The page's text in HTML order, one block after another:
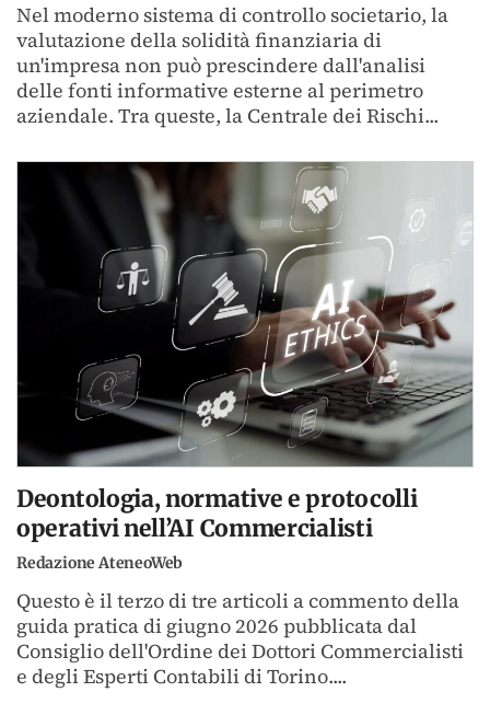
Nel moderno sistema di controllo societario, la
valutazione della solidità finanziaria di
un'impresa non può prescindere dall'analisi
delle fonti informative esterne al perimetro
aziendale. Tra queste, la Centrale dei Rischi...
Deontologia, normative e protocolli
operativi nell’AI Commercialisti
Redazione AteneoWeb
Questo è il terzo di tre articoli a commento della
guida pratica di giugno 2026 pubblicata dal
Consiglio dell'Ordine dei Dottori Commercialisti
e degli Esperti Contabili di Torino....